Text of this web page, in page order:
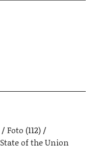
Foto (112)
State of the Union